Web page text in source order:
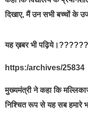
दिखाए, मैं उन सभी बच्चों के
यह ख़बर भी
https:/archives/25834
मुख्यमंत्री ने कहा कि
निश्चित रूप से यह सब हमारे